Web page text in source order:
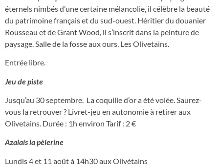
éternels nimbés d’une certaine mélancolie, il célèbre la beauté
du patrimoine français et du sud-ouest. Héritier du douanier
Rousseau et de Grant Wood, il s’inscrit dans la peinture de
paysage. Salle de la fosse aux ours, Les Olivetains.
Entrée libre.
Jeu de piste
Jusqu’au 30 septembre. La coquille d’or a été volée. Saurez-
vous la retrouver ? Livret-jeu en autonomie à retirer aux
Olivetains. Durée : 1h environ Tarif : 2 €
Azalais la pèlerine
Lundis 4 et 11 août à 14h30 aux Olivétains